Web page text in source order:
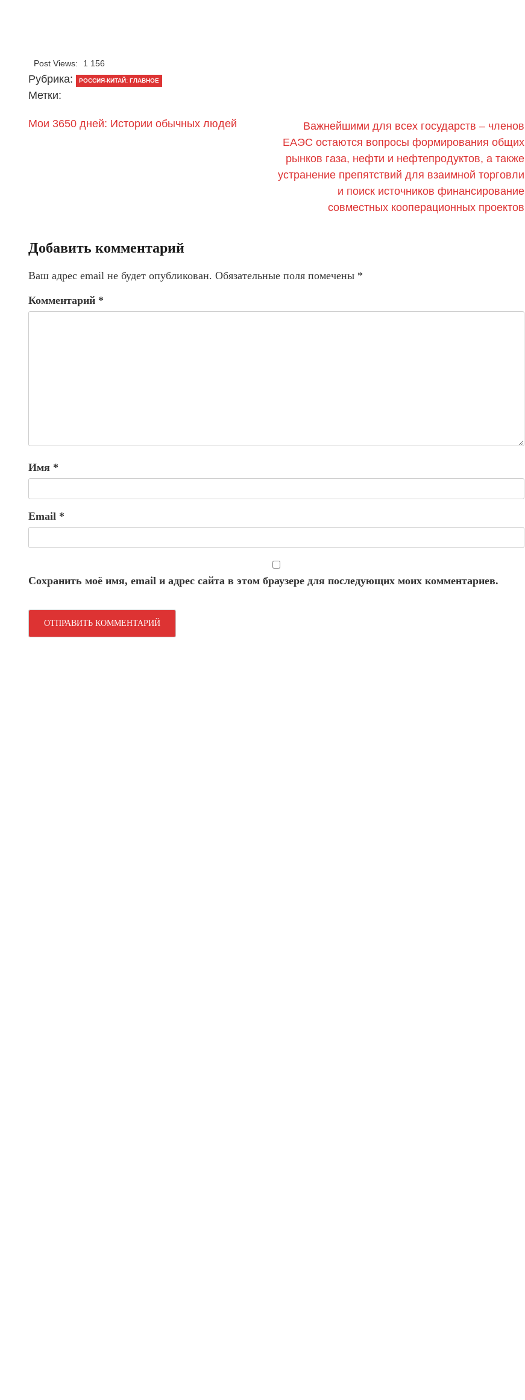
Post Views: 1 156
Рубрика: РОССИЯ-КИТАЙ: ГЛАВНОЕ
Метки:
Мои 3650 дней: Истории обычных людей
Важнейшими для всех государств – членов
ЕАЭС остаются вопросы формирования общих
рынков газа, нефти и нефтепродуктов, а также
устранение препятствий для взаимной торговли
и поиск источников финансирование
совместных кооперационных проектов
Добавить комментарий
Ваш адрес email не будет опубликован. Обязательные поля помечены *
Комментарий *
Имя *
Email *
Сохранить моё имя, email и адрес сайта в этом браузере для последующих моих комментариев.